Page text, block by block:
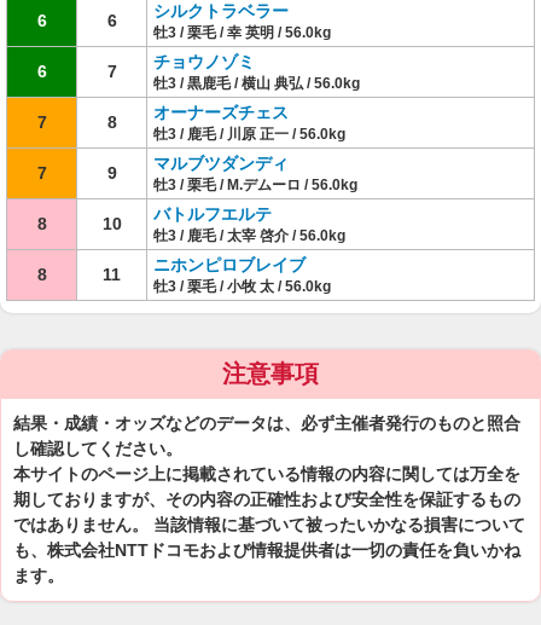
6 6 シルクトラベラー
牡3 / 栗毛 / 幸 英明 / 56.0kg
6 7 チョウノゾミ
牡3 / 黒鹿毛 / 横山 典弘 / 56.0kg
7 8 オーナーズチェス
牡3 / 鹿毛 / 川原 正一 / 56.0kg
7 9 マルブツダンディ
牡3 / 栗毛 / M.デムーロ / 56.0kg
8 10 バトルフエルテ
牡3 / 鹿毛 / 太宰 啓介 / 56.0kg
8 11 ニホンピロブレイブ
牡3 / 栗毛 / 小牧 太 / 56.0kg
注意事項
結果・成績・オッズなどのデータは、必ず主催者発行のものと照合
し確認してください。
本サイトのページ上に掲載されている情報の内容に関しては万全を
期しておりますが、その内容の正確性および安全性を保証するもの
ではありません。 当該情報に基づいて被ったいかなる損害について
も、株式会社NTTドコモおよび情報提供者は一切の責任を負いかね
ます。